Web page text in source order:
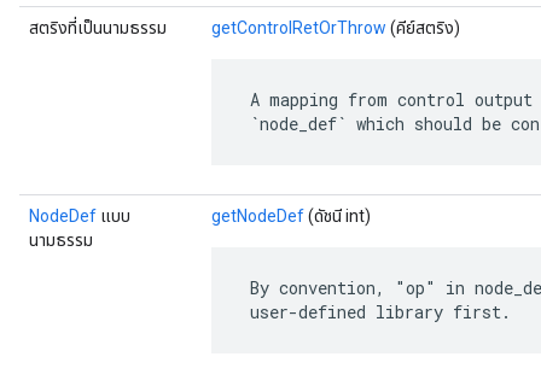
สตริงที่เป็นนามธรรม getControlRetOrThrow (คีย์สตริง)
A mapping from control
`node_def` which should be
NodeDef แบบ
นามธรรม
getNodeDef(ดัชนี int)
By convention, "op" in
user-defined library first.